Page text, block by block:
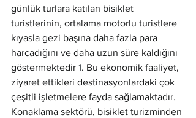
günlük turlara katılan bisiklet
turistlerinin, ortalama motorlu turistlere
kıyasla gezi başına daha fazla para
harcadığını ve daha uzun süre kaldığını
göstermektedir 1. Bu ekonomik faaliyet,
ziyaret ettikleri destinasyonlardaki çok
çeşitli işletmelere fayda sağlamaktadır.
Konaklama sektörü, bisiklet turizminden